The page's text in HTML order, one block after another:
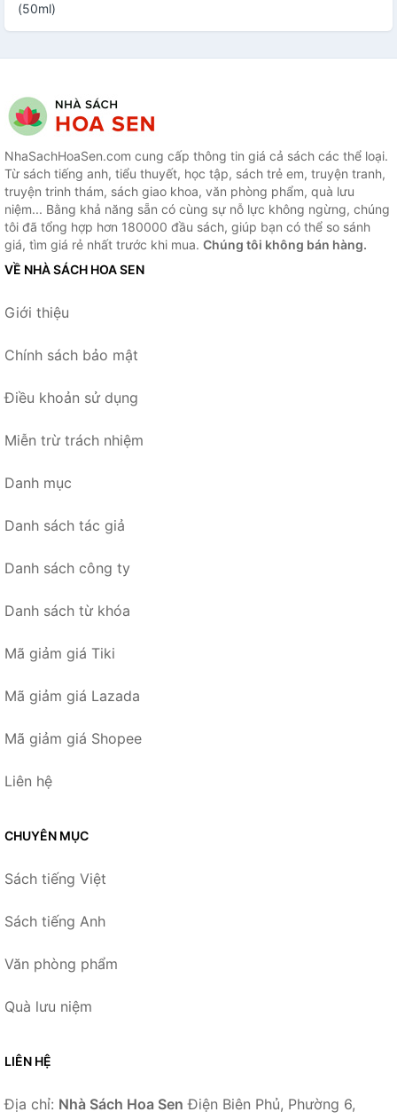
(50ml)
NhaSachHoaSen.com cung cấp thông tin giá cả sách các thể loại.
Từ sách tiếng anh, tiểu thuyết, học tập, sách trẻ em, truyện tranh,
truyện trinh thám, sách giao khoa, văn phòng phẩm, quà lưu
niệm... Bằng khả năng sẵn có cùng sự nỗ lực không ngừng, chúng
tôi đã tổng hợp hơn 180000 đầu sách, giúp bạn có thể so sánh
giá, tìm giá rẻ nhất trước khi mua. Chúng tôi không bán hàng.
VỀ NHÀ SÁCH HOA SEN
Giới thiệu
Chính sách bảo mật
Điều khoản sử dụng
Miễn trừ trách nhiệm
Danh mục
Danh sách tác giả
Danh sách công ty
Danh sách từ khóa
Mã giảm giá Tiki
Mã giảm giá Lazada
Mã giảm giá Shopee
Liên hệ
CHUYÊN MỤC
Sách tiếng Việt
Sách tiếng Anh
Văn phòng phẩm
Quà lưu niệm
LIÊN HỆ
Địa chỉ: Nhà Sách Hoa Sen Điện Biên Phủ, Phường 6,